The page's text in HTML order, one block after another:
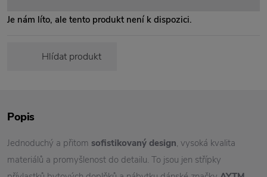
Je nám líto, ale tento produkt není k dispozici.
Hlídat produkt
Popis
Jednoduchý a přitom sofistikovaný design, vysoká kvalita
materiálů a promyšlenost do detailu. To jsou jen střípky